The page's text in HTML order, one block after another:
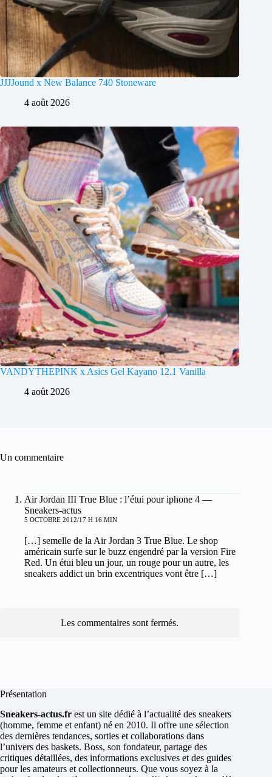
JJJJound x New Balance 740 Stoneware
4 août 2026
VANDYTHEPINK x Asics Gel Kayano 12.1 Vanilla
4 août 2026
Un commentaire
Air Jordan III True Blue : l’étui pour iphone 4 —
Sneakers-actus
5 OCTOBRE 2012/17 H 16 MIN
[…] semelle de la Air Jordan 3 True Blue. Le shop
américain surfe sur le buzz engendré par la version Fire
Red. Un étui bleu un jour, un rouge pour un autre, les
sneakers addict un brin excentriques vont être […]
Les commentaires sont fermés.
Présentation
Sneakers-actus.fr est un site dédié à l’actualité des sneakers
(homme, femme et enfant) né en 2010. Il offre une sélection
des dernières tendances, sorties et collaborations dans
l’univers des baskets. Boss, son fondateur, partage des
critiques détaillées, des informations exclusives et des guides
pour les amateurs et collectionneurs. Que vous soyez à la